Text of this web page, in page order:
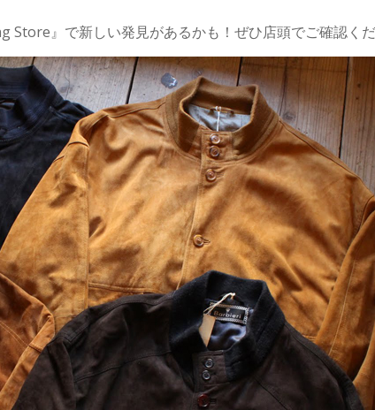
』で新しい発見があるかも！ぜひ店頭でご確認くだ